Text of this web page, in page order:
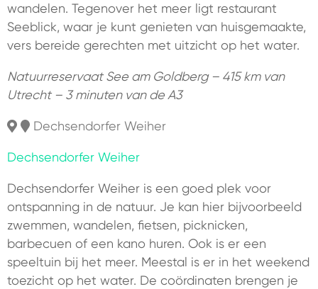
wandelen. Tegenover het meer ligt restaurant
Seeblick, waar je kunt genieten van huisgemaakte,
vers bereide gerechten met uitzicht op het water.
Natuurreservaat See am Goldberg – 415 km van
Utrecht – 3 minuten van de A3
Dechsendorfer Weiher
Dechsendorfer Weiher
Dechsendorfer Weiher is een goed plek voor
ontspanning in de natuur. Je kan hier bijvoorbeeld
zwemmen, wandelen, fietsen, picknicken,
barbecuen of een kano huren. Ook is er een
speeltuin bij het meer. Meestal is er in het weekend
toezicht op het water. De coördinaten brengen je